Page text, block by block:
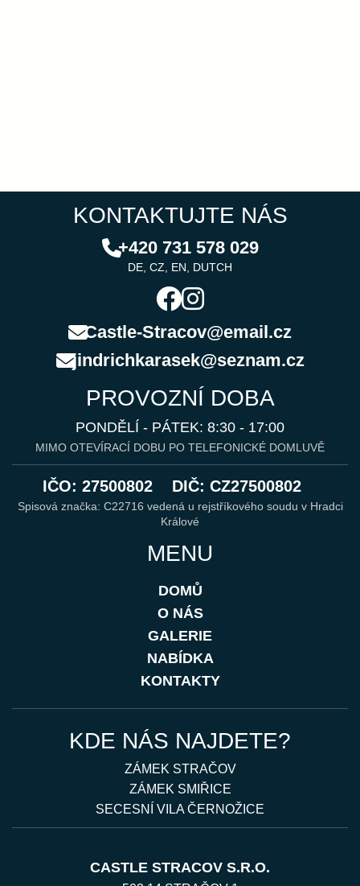
KONTAKTUJTE NÁS
+420 731 578 029
DE, CZ, EN, DUTCH
Castle-Stracov@email.cz
jindrichkarasek@seznam.cz
PROVOZNÍ DOBA
PONDĚLÍ - PÁTEK: 8:30 - 17:00
MIMO OTEVÍRACÍ DOBU PO TELEFONICKÉ DOMLUVĚ
IČO: 27500802 DIČ: CZ27500802
Spisová značka: C22716 vedená u rejstříkového soudu v Hradci
Králové
MENU
DOMŮ
O NÁS
GALERIE
NABÍDKA
KONTAKTY
KDE NÁS NAJDETE?
ZÁMEK STRAČOV
ZÁMEK SMIŘICE
SECESNÍ VILA ČERNOŽICE
CASTLE STRACOV S.R.O.